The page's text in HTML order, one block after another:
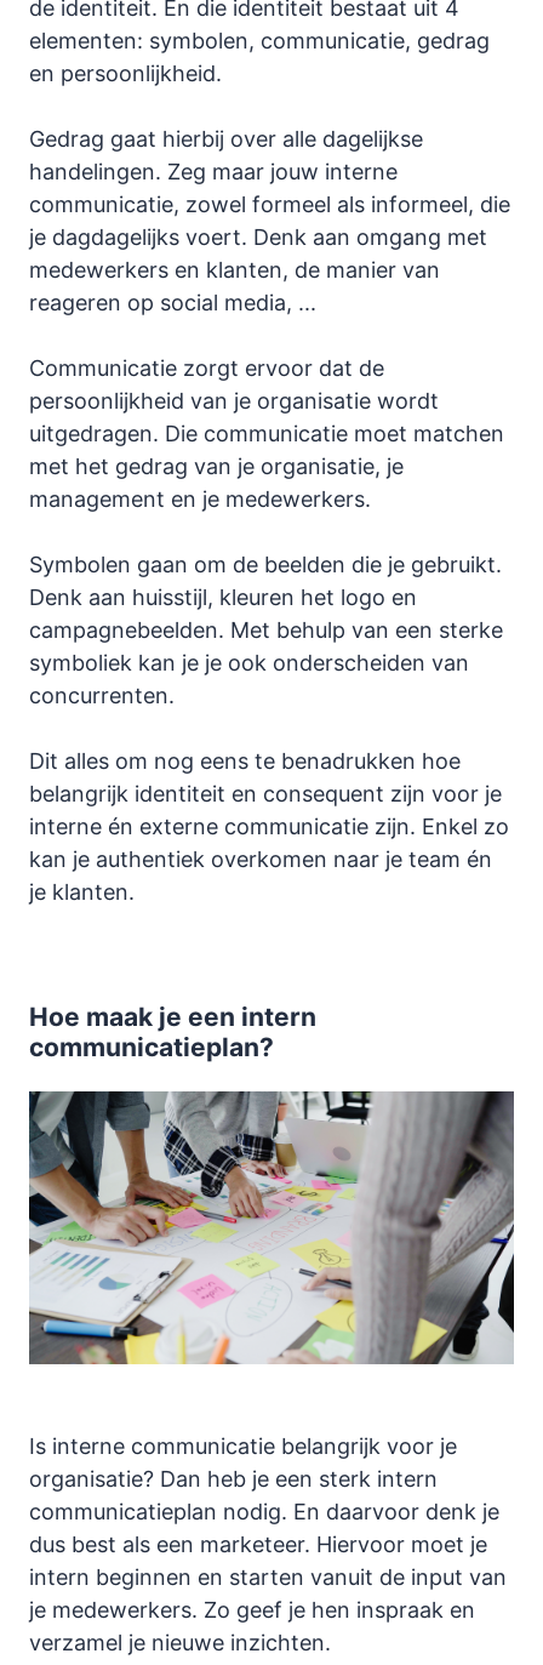
de identiteit. En die identiteit bestaat uit 4
elementen: symbolen, communicatie, gedrag
en persoonlijkheid.
Gedrag gaat hierbij over alle dagelijkse
handelingen. Zeg maar jouw interne
communicatie, zowel formeel als informeel, die
je dagdagelijks voert. Denk aan omgang met
medewerkers en klanten, de manier van
reageren op social media, ...
Communicatie zorgt ervoor dat de
persoonlijkheid van je organisatie wordt
uitgedragen. Die communicatie moet matchen
met het gedrag van je organisatie, je
management en je medewerkers.
Symbolen gaan om de beelden die je gebruikt.
Denk aan huisstijl, kleuren het logo en
campagnebeelden. Met behulp van een sterke
symboliek kan je je ook onderscheiden van
concurrenten.
Dit alles om nog eens te benadrukken hoe
belangrijk identiteit en consequent zijn voor je
interne én externe communicatie zijn. Enkel zo
kan je authentiek overkomen naar je team én
je klanten.
Hoe maak je een intern
communicatieplan?
Is interne communicatie belangrijk voor je
organisatie? Dan heb je een sterk intern
communicatieplan nodig. En daarvoor denk je
dus best als een marketeer. Hiervoor moet je
intern beginnen en starten vanuit de input van
je medewerkers. Zo geef je hen inspraak en
verzamel je nieuwe inzichten.